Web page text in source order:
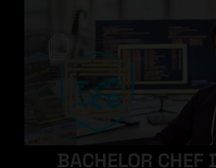
BACHELOR CHEF